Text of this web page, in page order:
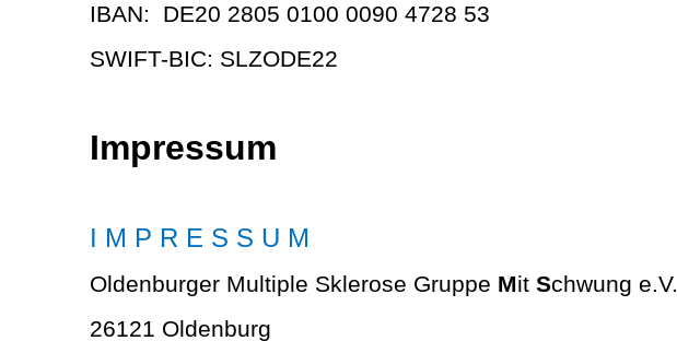
IBAN: DE20 2805 0100 0090 4728 53
SWIFT-BIC: SLZODE22
Impressum
I M P R E S S U M
Oldenburger Multiple Sklerose Gruppe Mit Schwung e.V.
26121 Oldenburg